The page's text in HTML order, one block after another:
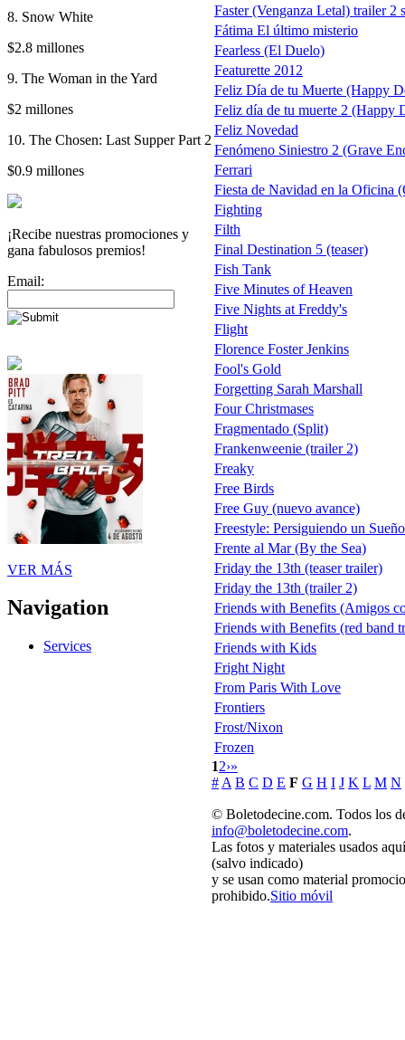
8. Snow White
$2.8 millones
9. The Woman in the Yard
$2 millones
10. The Chosen: Last Supper Part 2
$0.9 millones
¡Recibe nuestras promociones y
gana fabulosos premios!
Email:
VER MÁS
Navigation
Services
Faster (Venganza Letal) trailer 2
Fátima El último misterio
Fearless (El Duelo)
Featurette 2012
Feliz Día de tu Muerte (Happy
Feliz día de tu muerte 2 (Happy
Feliz Novedad
Fenómeno Siniestro 2 (Grave
Ferrari
Fiesta de Navidad en la Oficina
Fighting
Filth
Final Destination 5 (teaser)
Fish Tank
Five Minutes of Heaven
Five Nights at Freddy's
Flight
Florence Foster Jenkins
Fool's Gold
Forgetting Sarah Marshall
Four Christmases
Fragmentado (Split)
Frankenweenie (trailer 2)
Freaky
Free Birds
Free Guy (nuevo avance)
Freestyle: Persiguiendo un Sueño
Frente al Mar (By the Sea)
Friday the 13th (teaser trailer)
Friday the 13th (trailer 2)
Friends with Benefits (Amigos
Friends with Benefits (red band
Friends with Kids
Fright Night
From Paris With Love
Frontiers
Frost/Nixon
Frozen
12›»
# A B C D E F G H I J K L M N
© Boletodecine.com. Todos los
info@boletodecine.com.
Las fotos y materiales usados
(salvo indicado)
y se usan como material
prohibido.Sitio móvil